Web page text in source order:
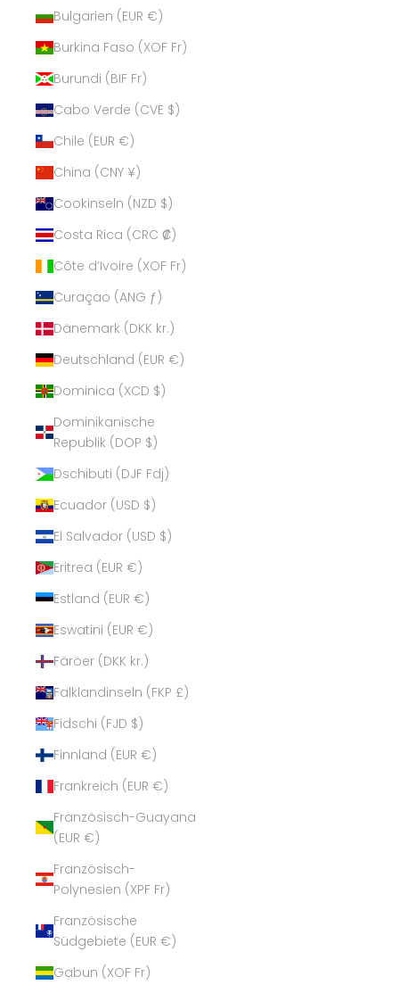
Bulgarien (EUR €)
Burkina Faso (XOF Fr)
Burundi (BIF Fr)
Cabo Verde (CVE $)
Chile (EUR €)
China (CNY ¥)
Cookinseln (NZD $)
Costa Rica (CRC ₡)
Côte d’Ivoire (XOF Fr)
Curaçao (ANG ƒ)
Dänemark (DKK kr.)
Deutschland (EUR €)
Dominica (XCD $)
Dominikanische
Republik (DOP $)
Dschibuti (DJF Fdj)
Ecuador (USD $)
El Salvador (USD $)
Eritrea (EUR €)
Estland (EUR €)
Eswatini (EUR €)
Färöer (DKK kr.)
Falklandinseln (FKP £)
Fidschi (FJD $)
Finnland (EUR €)
Frankreich (EUR €)
Französisch-Guayana
(EUR €)
Französisch-
Polynesien (XPF Fr)
Französische
Südgebiete (EUR €)
Gabun (XOF Fr)